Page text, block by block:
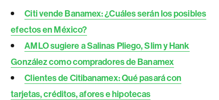
Citi vende Banamex: ¿Cuáles serán los posibles
efectos en México?
AMLO sugiere a Salinas Pliego, Slim y Hank
González como compradores de Banamex
Clientes de Citibanamex: Qué pasará con
tarjetas, créditos, afores e hipotecas